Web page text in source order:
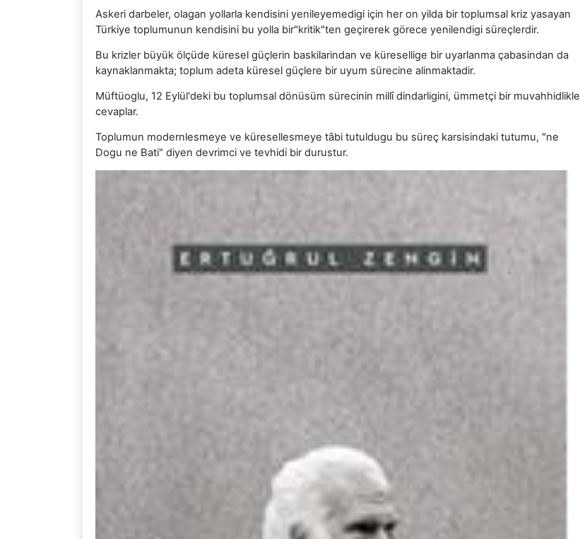
Askeri darbeler, olagan yollarla kendisini yenileyemedigi için her on yilda bir toplumsal kriz yasayan
Türkiye toplumunun kendisini bu yolla bir"kritik"ten geçirerek görece yenilendigi süreçlerdir.
Bu krizler büyük ölçüde küresel güçlerin baskilarindan ve küresellige bir uyarlanma çabasindan da
kaynaklanmakta; toplum adeta küresel güçlere bir uyum sürecine alinmaktadir.
Müftüoglu, 12 Eylül'deki bu toplumsal dönüsüm sürecinin millî dindarligini, ümmetçi bir muvahhidlikle
cevaplar.
Toplumun modernlesmeye ve küresellesmeye tâbi tutuldugu bu süreç karsisindaki tutumu, "ne
Dogu ne Bati" diyen devrimci ve tevhidi bir durustur.